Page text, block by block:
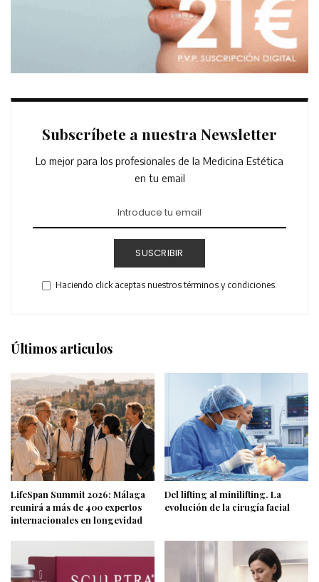
Subscríbete a nuestra Newsletter
Lo mejor para los profesionales de la Medicina Estética
en tu email
SUSCRIBIR
Haciendo click aceptas nuestros términos y condiciones.
Últimos articulos
LifeSpan Summit 2026: Málaga
reunirá a más de 400 expertos
internacionales en longevidad
Del lifting al minilifting. La
evolución de la cirugía facial